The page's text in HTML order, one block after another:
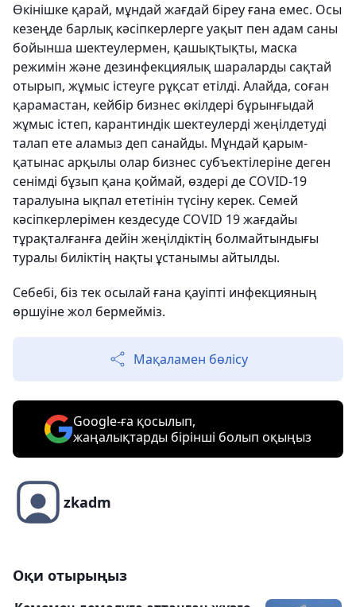
Өкінішке қарай, мұндай жағдай біреу ғана емес. Осы
кезеңде барлық кәсіпкерлерге уақыт пен адам саны
бойынша шектеулермен, қашықтықты, маска
режимін және дезинфекциялық шараларды сақтай
отырып, жұмыс істеуге рұқсат етілді. Алайда, соған
қарамастан, кейбір бизнес өкілдері бұрынғыдай
жұмыс істеп, карантиндік шектеулерді жеңілдетуді
талап ете аламыз деп санайды. Мұндай қарым-
қатынас арқылы олар бизнес субъектілеріне деген
сенімді бұзып қана қоймай, өздері де COVID-19
таралуына ықпал ететінін түсіну керек. Семей
кәсіпкерлерімен кездесуде COVID 19 жағдайы
тұрақталғанға дейін жеңілдіктің болмайтындығы
туралы биліктің нақты ұстанымы айтылды.
Себебі, біз тек осылай ғана қауіпті инфекцияның
өршуіне жол бермейміз.
Мақаламен бөлісу
Google-ға қосылып,
жаңалықтарды бірінші болып оқыңыз
zkadm
Оқи отырыңыз